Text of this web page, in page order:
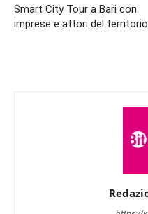
Smart City Tour a Bari con
imprese e attori del territorio